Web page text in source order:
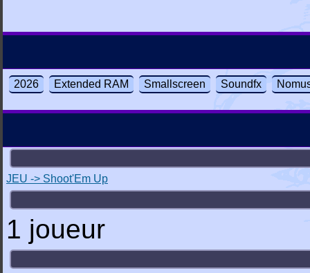
2026 Extended RAM Smallscreen Soundfx
JEU -> Shoot'Em Up
1 joueur